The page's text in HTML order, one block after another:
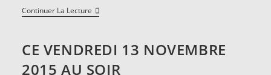
Continuer La LectureLes
Dauphinois
[
2/2
]
CE VENDREDI 13 NOVEMBRE
2015 AU SOIR